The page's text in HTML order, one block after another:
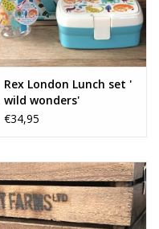
Rex London Lunch set '
wild wonders'
€34,95